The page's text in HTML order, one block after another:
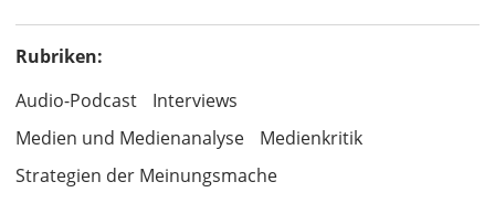
Rubriken:
Audio-Podcast
Interviews
Medien und Medienanalyse
Medienkritik
Strategien der Meinungsmache